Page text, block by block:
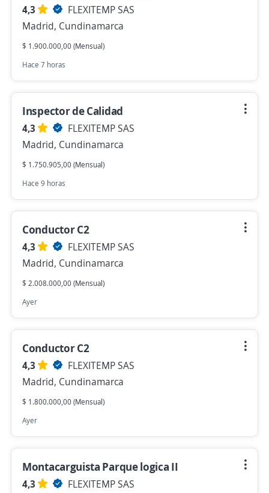
4,3
FLEXITEMP SAS
Madrid, Cundinamarca
$ 1.900.000,00 (Mensual)
Hace 7 horas
Inspector de Calidad
4,3
FLEXITEMP SAS
Madrid, Cundinamarca
$ 1.750.905,00 (Mensual)
Hace 9 horas
Conductor C2
4,3
FLEXITEMP SAS
Madrid, Cundinamarca
$ 2.008.000,00 (Mensual)
Ayer
Conductor C2
4,3
FLEXITEMP SAS
Madrid, Cundinamarca
$ 1.800.000,00 (Mensual)
Ayer
Montacarguista Parque logica II
4,3
FLEXITEMP SAS